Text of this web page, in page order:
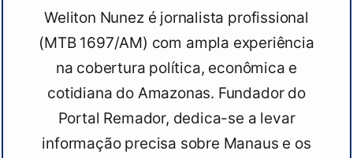
Weliton Nunez é jornalista profissional
(MTB 1697/AM) com ampla experiência
na cobertura política, econômica e
cotidiana do Amazonas. Fundador do
Portal Remador, dedica-se a levar
informação precisa sobre Manaus e os